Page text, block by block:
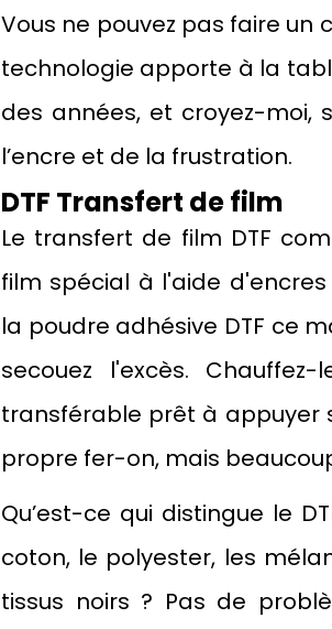
Vous ne pouvez pas faire un
technologie apporte à la
des années, et croyez-
l’encre et de la frustration.
DTF Transfert de film
Le transfert de film DTF
film spécial à l'aide d'encres
la poudre adhésive DTF ce
secouez l'excès.
transférable prêt à appuyer
propre fer-on, mais
Qu’est-ce qui distingue le
coton, le polyester, les
tissus noirs ? Pas de